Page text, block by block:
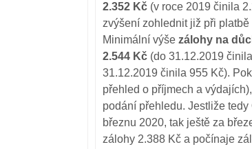
2.352 Kč (v roce 2019 činila
zvýšení zohlednit již při
Minimální výše zálohy na
2.544 Kč (do 31.12.2019
31.12.2019 činila 955 Kč).
přehled o příjmech a
podání přehledu. Jestliže
březnu 2020, tak ještě za
zálohy 2.388 Kč a počínaje